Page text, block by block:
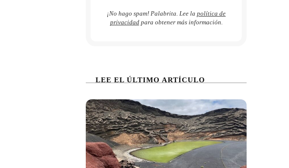
¡No hago spam! Palabrita. Lee la política de
privacidadpara obtener más información.
LEE EL ÚLTIMO ARTÍCULO